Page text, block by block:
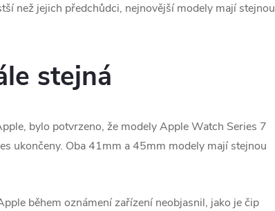
než jejich předchůdci, nejnovější modely mají stejnou
stejná
bylo potvrzeno, že modely ‌Apple Watch Series 7‌
ukončeny. Oba 41mm a 45mm modely mají stejnou
během oznámení zařízení neobjasnil, jako je čip